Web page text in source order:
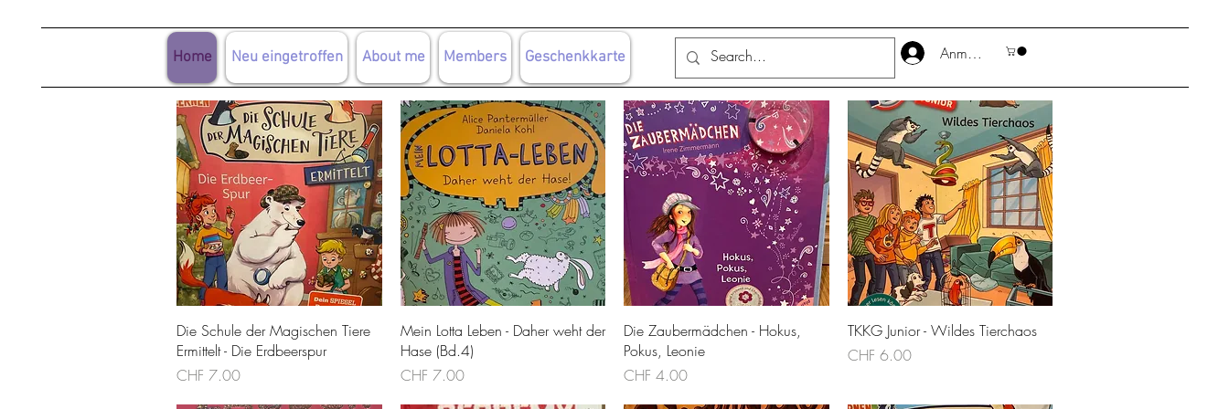
Home Neu eingetroffen About me Members Geschenkkarte Anmelden
Schnellansicht
Die Schule der Magischen Tiere
Ermittelt - Die Erdbeerspur
Preis
CHF 7.00
Schnellansicht
Mein Lotta Leben - Daher weht der
Hase (Bd.4)
Preis
CHF 7.00
Schnellansicht
Die Zaubermädchen - Hokus,
Pokus, Leonie
Preis
CHF 4.00
Schnellansicht
TKKG Junior - Wildes Tierchaos
Preis
CHF 6.00